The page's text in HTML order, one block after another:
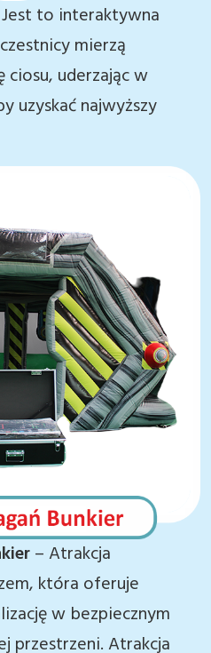
to interaktywna
mierzą
ciosu, uderzając w
uzyskać najwyższy
– Atrakcja
która oferuje
w bezpiecznym
przestrzeni. Atrakcja